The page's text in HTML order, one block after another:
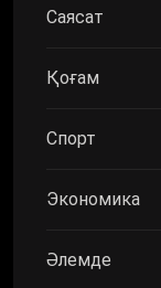
Саясат
Қоғам
Спорт
Экономика
Әлемде